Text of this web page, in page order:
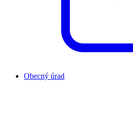
Obecný úrad